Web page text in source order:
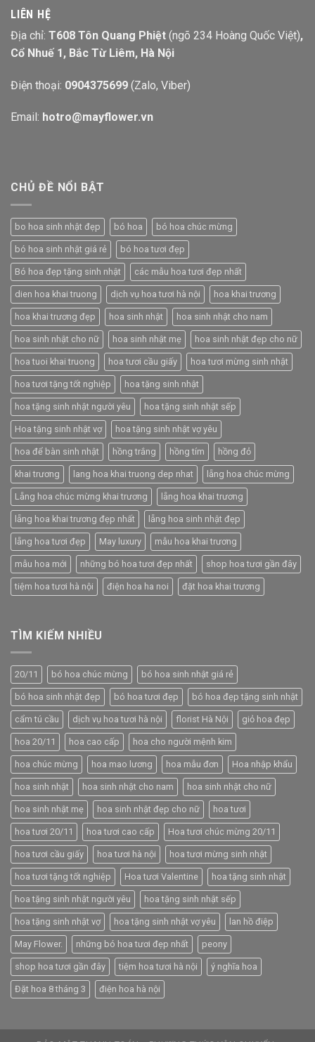
LIÊN HỆ
Địa chỉ: T608 Tôn Quang Phiệt (ngõ 234 Hoàng Quốc Việt),
Cổ Nhuế 1, Bắc Từ Liêm, Hà Nội
Điện thoại: 0904375699 (Zalo, Viber)
Email: hotro@mayflower.vn
CHỦ ĐỀ NỔI BẬT
bo hoa sinh nhật đẹp bó hoa bó hoa chúc mừng
bó hoa sinh nhật giá rẻ bó hoa tươi đẹp
Bó hoa đẹp tặng sinh nhật các mẫu hoa tươi đẹp nhất
dien hoa khai truong dịch vụ hoa tươi hà nội hoa khai trương
hoa khai trương đẹp hoa sinh nhật hoa sinh nhật cho nam
hoa sinh nhật cho nữ hoa sinh nhật mẹ hoa sinh nhật đẹp cho nữ
hoa tuoi khai truong hoa tươi cầu giấy hoa tươi mừng sinh nhật
hoa tươi tặng tốt nghiệp hoa tặng sinh nhật
hoa tặng sinh nhật người yêu hoa tặng sinh nhật sếp
Hoa tặng sinh nhật vợ hoa tặng sinh nhật vợ yêu
hoa để bàn sinh nhật hồng trắng hồng tím hồng đỏ
khai trương lang hoa khai truong dep nhat lẵng hoa chúc mừng
Lẵng hoa chúc mừng khai trương lẵng hoa khai trương
lẵng hoa khai trương đẹp nhất lẵng hoa sinh nhật đẹp
lẵng hoa tươi đẹp May luxury mẫu hoa khai trương
mẫu hoa mới những bó hoa tươi đẹp nhất shop hoa tươi gần đây
tiệm hoa tươi hà nội điện hoa ha noi đặt hoa khai trương
TÌM KIẾM NHIỀU
20/11 bó hoa chúc mừng bó hoa sinh nhật giá rẻ
bó hoa sinh nhật đẹp bó hoa tươi đẹp bó hoa đẹp tặng sinh nhật
cẩm tú cầu dịch vụ hoa tươi hà nội florist Hà Nội giỏ hoa đẹp
hoa 20/11 hoa cao cấp hoa cho người mệnh kim
hoa chúc mừng hoa mao lương hoa mẫu đơn Hoa nhập khẩu
hoa sinh nhật hoa sinh nhật cho nam hoa sinh nhật cho nữ
hoa sinh nhật mẹ hoa sinh nhật đẹp cho nữ hoa tươi
hoa tươi 20/11 hoa tươi cao cấp Hoa tươi chúc mừng 20/11
hoa tươi cầu giấy hoa tươi hà nội hoa tươi mừng sinh nhật
hoa tươi tặng tốt nghiệp Hoa tươi Valentine hoa tặng sinh nhật
hoa tặng sinh nhật người yêu hoa tặng sinh nhật sếp
hoa tặng sinh nhật vợ hoa tặng sinh nhật vợ yêu lan hồ điệp
May Flower. những bó hoa tươi đẹp nhất peony
shop hoa tươi gần đây tiệm hoa tươi hà nội ý nghĩa hoa
Đặt hoa 8 tháng 3 điện hoa hà nội